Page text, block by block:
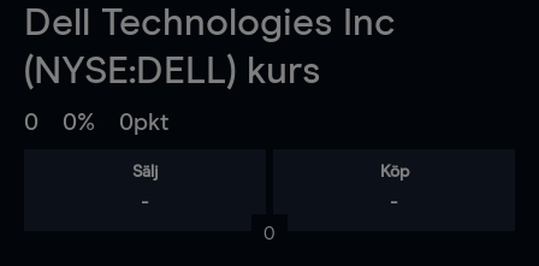
Dell Technologies Inc
(NYSE:DELL) kurs
0 0% 0pkt
Sälj
-
Köp
-
0